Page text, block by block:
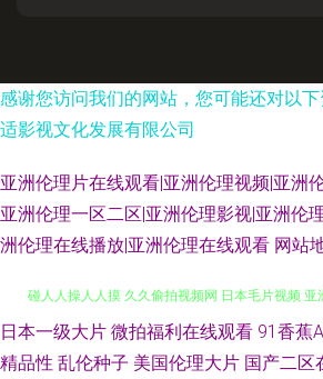
感谢您访问我们的网站，您可能还对以
适影视文化发展有限公司
亚洲伦理片在线观看|亚洲伦理视频|亚洲
亚洲伦理一区二区|亚洲伦理影视|亚洲伦
洲伦理在线播放|亚洲伦理在线观看 网站
亚洲女操逼网 成人亚洲 天天干天天爽 69撸大师
日本一级大片 微拍福利在线观看 91香蕉
精品性 乱伦种子 美国伦理大片 国产二区